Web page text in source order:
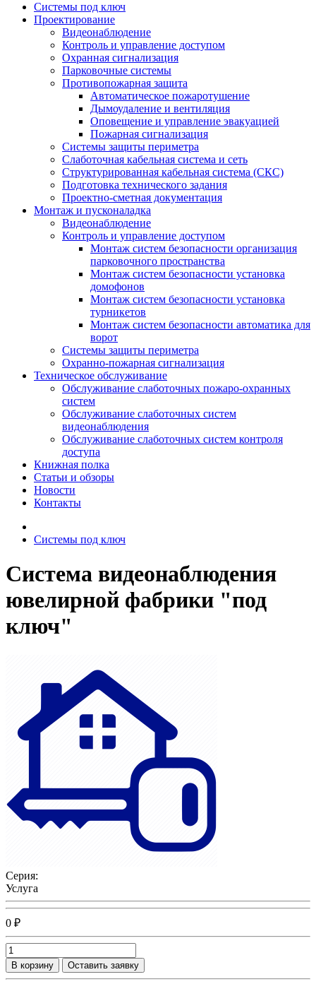
Системы под ключ
Проектирование
Видеонаблюдение
Контроль и управление доступом
Охранная сигнализация
Парковочные системы
Противопожарная защита
Автоматическое пожаротушение
Дымоудаление и вентиляция
Оповещение и управление эвакуацией
Пожарная сигнализация
Системы защиты периметра
Слаботочная кабельная система и сеть
Структурированная кабельная система (СКС)
Подготовка технического задания
Проектно-сметная документация
Монтаж и пусконаладка
Видеонаблюдение
Контроль и управление доступом
Монтаж систем безопасности организация
парковочного пространства
Монтаж систем безопасности установка
домофонов
Монтаж систем безопасности установка
турникетов
Монтаж систем безопасности автоматика для
ворот
Системы защиты периметра
Охранно-пожарная сигнализация
Техническое обслуживание
Обслуживание слаботочных пожаро-охранных
систем
Обслуживание слаботочных систем
видеонаблюдения
Обслуживание слаботочных систем контроля
доступа
Книжная полка
Статьи и обзоры
Новости
Контакты
Системы под ключ
Система видеонаблюдения
ювелирной фабрики "под
ключ"
Серия:
Услуга
0 ₽
В корзину Оставить заявку